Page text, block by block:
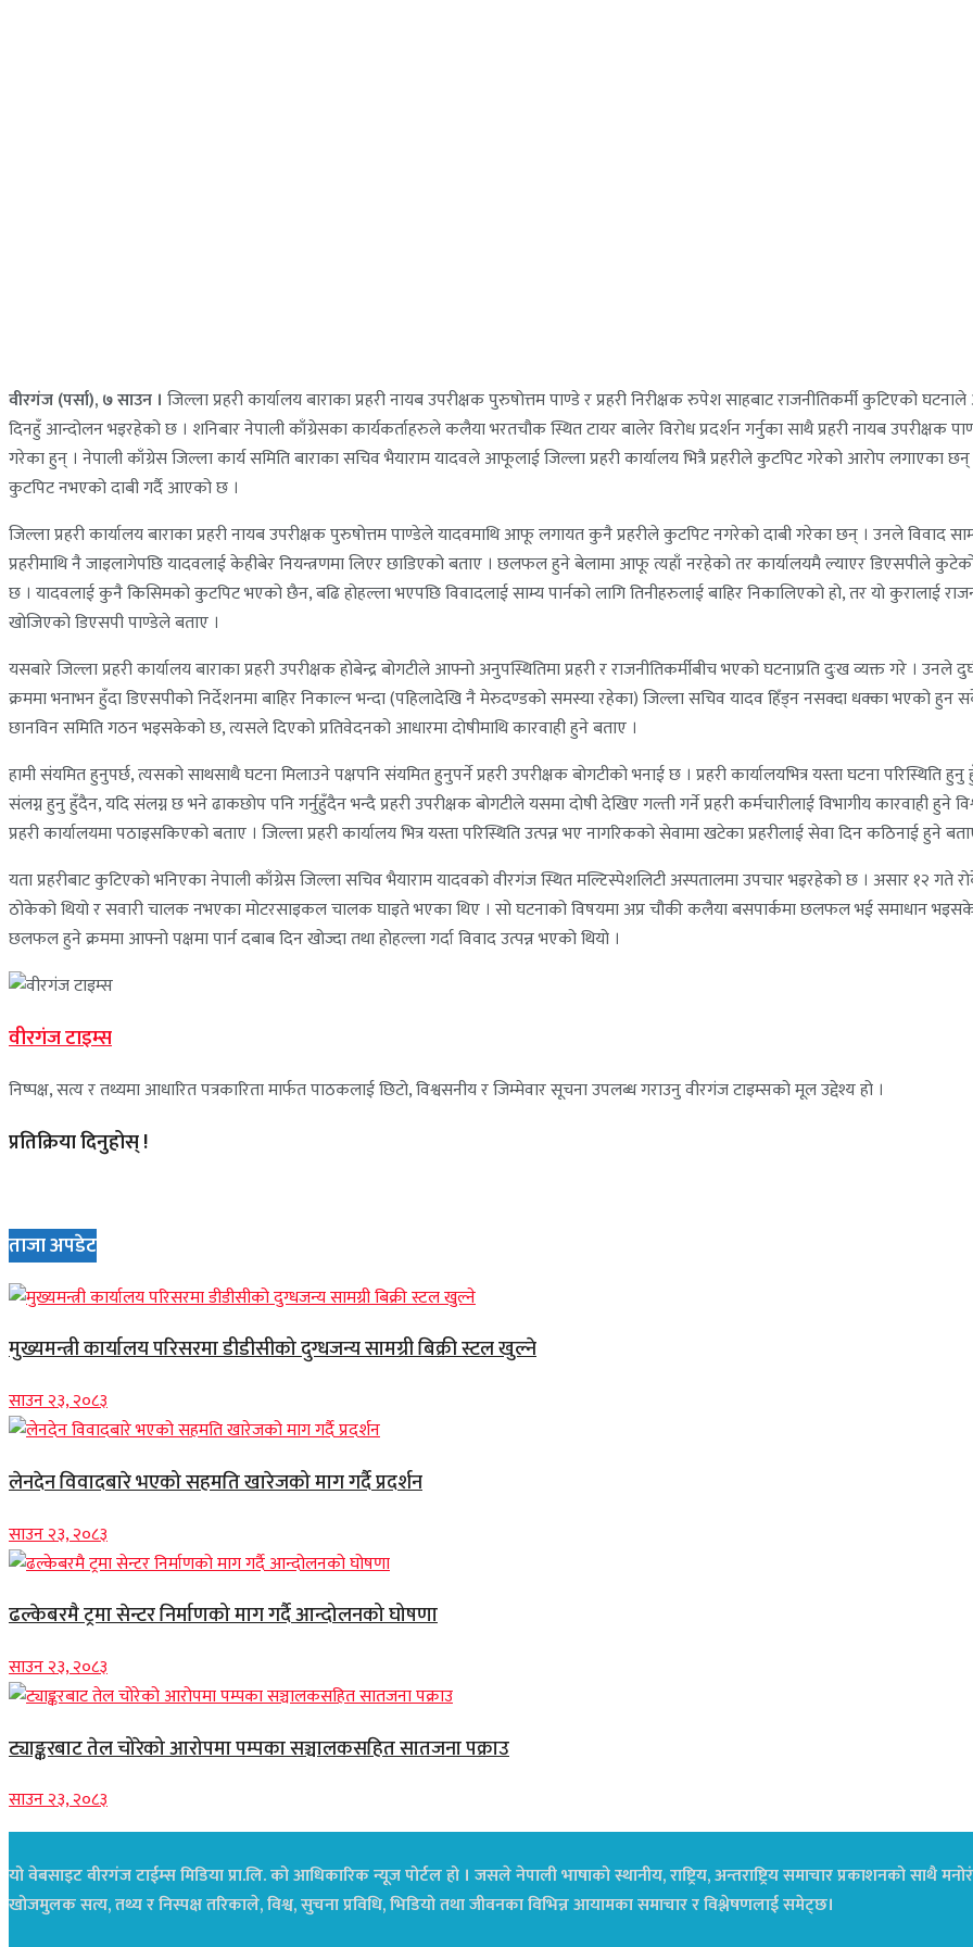
वीरगंज (पर्सा), ७ साउन । जिल्ला प्रहरी कार्यालय बाराका प्रहरी नायब उपरीक्षक पुरुषोत्तम पाण्डे र प्रहरी निरीक्षक रुपेश साहबाट राजनीतिकर्मी कुटिएको
दिनहुँ आन्दोलन भइरहेको छ । शनिबार नेपाली काँग्रेसका कार्यकर्ताहरुले कलैया भरतचौक स्थित टायर बालेर विरोध प्रदर्शन गर्नुका साथै प्रहरी नायब उपरीक्षक
गरेका हुन् । नेपाली काँग्रेस जिल्ला कार्य समिति बाराका सचिव भैयाराम यादवले आफूलाई जिल्ला प्रहरी कार्यालय भित्रै प्रहरीले कुटपिट गरेको आरोप लगाएका
कुटपिट नभएको दाबी गर्दै आएको छ ।
जिल्ला प्रहरी कार्यालय बाराका प्रहरी नायब उपरीक्षक पुरुषोत्तम पाण्डेले यादवमाथि आफू लगायत कुनै प्रहरीले कुटपिट नगरेको दाबी गरेका छन् । उनले विवाद
प्रहरीमाथि नै जाइलागेपछि यादवलाई केहीबेर नियन्त्रणमा लिएर छाडिएको बताए । छलफल हुने बेलामा आफू त्यहाँ नरहेको तर कार्यालयमै ल्याएर डिएसपीले
छ । यादवलाई कुनै किसिमको कुटपिट भएको छैन, बढि होहल्ला भएपछि विवादलाई साम्य पार्नको लागि तिनीहरुलाई बाहिर निकालिएको हो, तर यो कुरालाई
खोजिएको डिएसपी पाण्डेले बताए ।
यसबारे जिल्ला प्रहरी कार्यालय बाराका प्रहरी उपरीक्षक होबेन्द्र बोगटीले आफ्नो अनुपस्थितिमा प्रहरी र राजनीतिकर्मीबीच भएको घटनाप्रति दुःख व्यक्त गरे ।
क्रममा भनाभन हुँदा डिएसपीको निर्देशनमा बाहिर निकाल्न भन्दा (पहिलादेखि नै मेरुदण्डको समस्या रहेका) जिल्ला सचिव यादव हिँड्न नसक्दा धक्का भएको हुन
छानविन समिति गठन भइसकेको छ, त्यसले दिएको प्रतिवेदनको आधारमा दोषीमाथि कारवाही हुने बताए ।
हामी संयमित हुनुपर्छ, त्यसको साथसाथै घटना मिलाउने पक्षपनि संयमित हुनुपर्ने प्रहरी उपरीक्षक बोगटीको भनाई छ । प्रहरी कार्यालयभित्र यस्ता घटना परिस्थिति
संलग्न हुनु हुँदैन, यदि संलग्न छ भने ढाकछोप पनि गर्नुहुँदैन भन्दै प्रहरी उपरीक्षक बोगटीले यसमा दोषी देखिए गल्ती गर्ने प्रहरी कर्मचारीलाई विभागीय कारवाही हुने
प्रहरी कार्यालयमा पठाइसकिएको बताए । जिल्ला प्रहरी कार्यालय भित्र यस्ता परिस्थिति उत्पन्न भए नागरिकको सेवामा खटेका प्रहरीलाई सेवा दिन कठिनाई हुने
यता प्रहरीबाट कुटिएको भनिएका नेपाली काँग्रेस जिल्ला सचिव भैयाराम यादवको वीरगंज स्थित मल्टिस्पेशलिटी अस्पतालमा उपचार भइरहेको छ । असार १२ गते
ठोकेको थियो र सवारी चालक नभएका मोटरसाइकल चालक घाइते भएका थिए । सो घटनाको विषयमा अप्र चौकी कलैया बसपार्कमा छलफल भई समाधान
छलफल हुने क्रममा आफ्नो पक्षमा पार्न दबाब दिन खोज्दा तथा होहल्ला गर्दा विवाद उत्पन्न भएको थियो ।
वीरगंज टाइम्स
निष्पक्ष, सत्य र तथ्यमा आधारित पत्रकारिता मार्फत पाठकलाई छिटो, विश्वसनीय र जिम्मेवार सूचना उपलब्ध गराउनु वीरगंज टाइम्सको मूल उद्देश्य हो ।
प्रतिक्रिया दिनुहोस् !
ताजा अपडेट
मुख्यमन्त्री कार्यालय परिसरमा डीडीसीको दुग्धजन्य सामग्री बिक्री स्टल खुल्ने
साउन २३, २०८३
लेनदेन विवादबारे भएको सहमति खारेजको माग गर्दै प्रदर्शन
साउन २३, २०८३
ढल्केबरमै ट्रमा सेन्टर निर्माणको माग गर्दै आन्दोलनको घोषणा
साउन २३, २०८३
ट्याङ्करबाट तेल चोरेको आरोपमा पम्पका सञ्चालकसहित सातजना पक्राउ
साउन २३, २०८३
यो वेबसाइट वीरगंज टाईम्स मिडिया प्रा.लि. को आधिकारिक न्यूज पोर्टल हो । जसले नेपाली भाषाको स्थानीय, राष्ट्रिय, अन्तराष्ट्रिय समाचार प्रकाशनको
खोजमुलक सत्य, तथ्य र निस्पक्ष तरिकाले, विश्व, सुचना प्रविधि, भिडियो तथा जीवनका विभिन्न आयामका समाचार र विश्लेषणलाई समेट्छ।